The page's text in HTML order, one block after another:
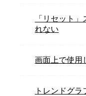
「リセット
れない
画面上で使用
トレンドグ